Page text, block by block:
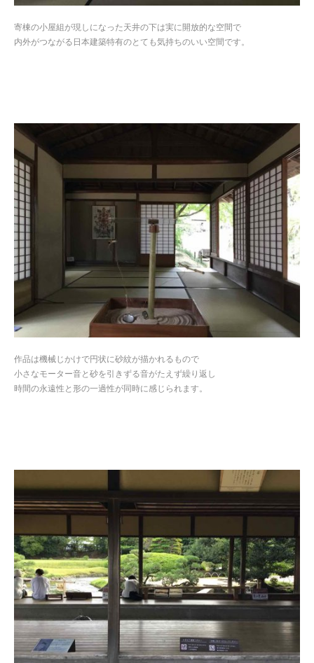
寄棟の小屋組が現しになった天井の下は実に開放的な空間で
内外がつながる日本建築特有のとても気持ちのいい空間です。
作品は機械じかけで円状に砂紋が描かれるもので
小さなモーター音と砂を引きずる音がたえず繰り返し
時間の永遠性と形の一過性が同時に感じられます。